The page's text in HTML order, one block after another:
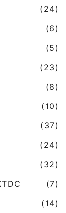
(24)
(6)
(5)
(23)
(8)
(10)
(37)
(24)
(32)
(7)
(14)